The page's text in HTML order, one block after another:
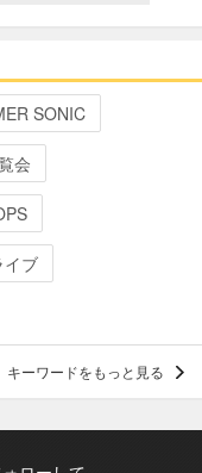
SONIC
会
イブ
キーワードをもっと見る